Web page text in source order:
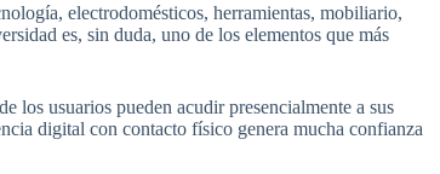
electrodomésticos, herramientas, mobiliario,
es, sin duda, uno de los elementos que más
los usuarios pueden acudir presencialmente a sus
digital con contacto físico genera mucha confianza